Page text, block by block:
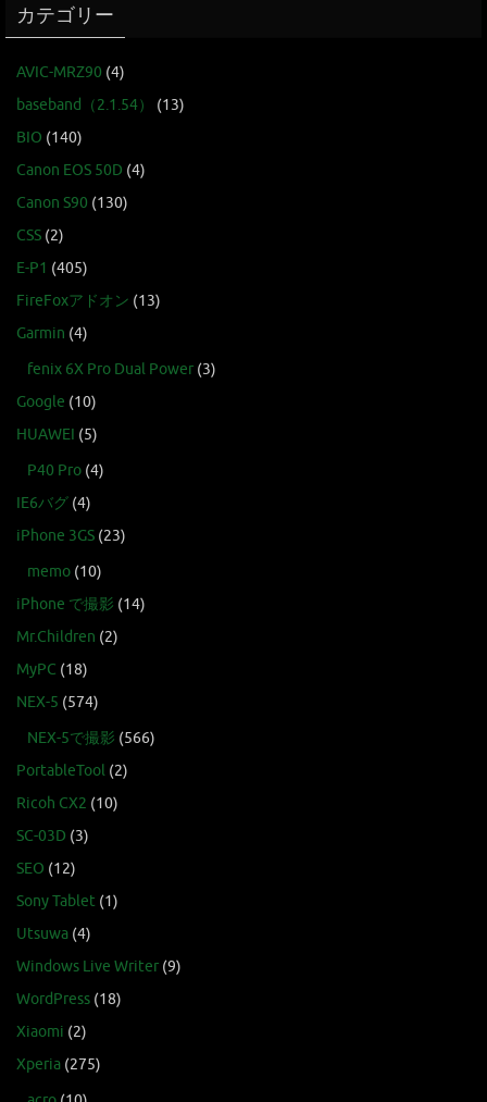
カテゴリー
AVIC-MRZ90 (4)
baseband（2.1.54）
(13)
BIO (140)
Canon EOS 50D (4)
Canon S90 (130)
CSS (2)
E-P1 (405)
FireFoxアドオン (13)
Garmin (4)
fenix 6X Pro Dual Power (3)
Google (10)
HUAWEI (5)
P40 Pro (4)
IE6バグ (4)
iPhone 3GS (23)
memo (10)
iPhone で撮影 (14)
Mr.Children (2)
MyPC (18)
NEX-5 (574)
NEX-5で撮影 (566)
PortableTool (2)
Ricoh CX2 (10)
SC-03D (3)
SEO (12)
Sony Tablet (1)
Utsuwa (4)
Windows Live Writer (9)
WordPress (18)
Xiaomi (2)
Xperia (275)